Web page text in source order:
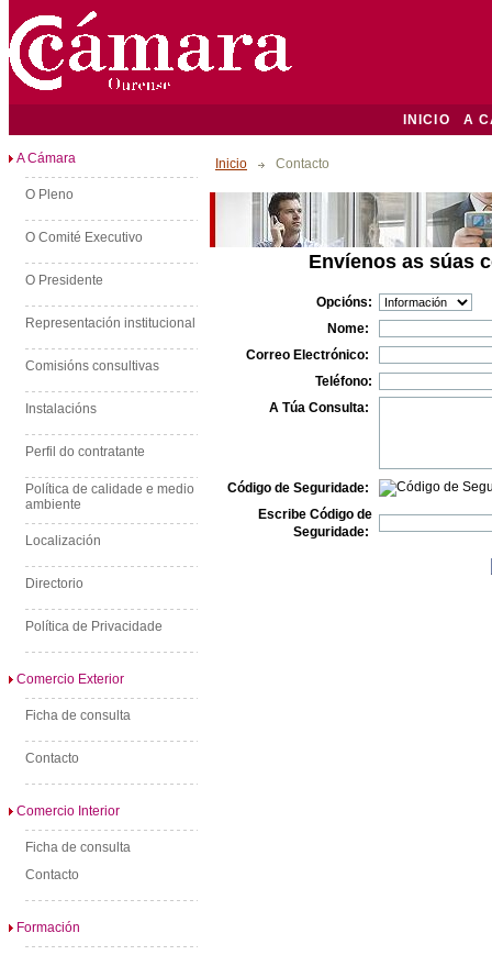
INICIO A
A Cámara
O Pleno
O Comité Executivo
O Presidente
Representación institucional
Comisións consultivas
Instalacións
Perfil do contratante
Política de calidade e medio
ambiente
Localización
Directorio
Política de Privacidade
Comercio Exterior
Ficha de consulta
Contacto
Comercio Interior
Ficha de consulta
Contacto
Formación
Inicio Contacto
Envíenos as súas
Opcións:
Nome:
Correo Electrónico:
Teléfono:
A Túa Consulta:
Código de Seguridade:
Escribe Código de
Seguridade: